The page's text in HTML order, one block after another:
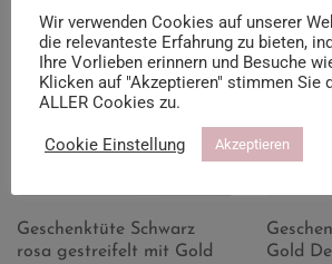
Geschenktüte Schwarz
rosa gestreifelt mit Gold
Gold
Wir verwenden Cookies auf unserer
die relevanteste Erfahrung zu bieten,
Ihre Vorlieben erinnern und Besuche
Klicken auf "Akzeptieren" stimmen Sie
ALLER Cookies zu.
Cookie Einstellung Akzeptieren